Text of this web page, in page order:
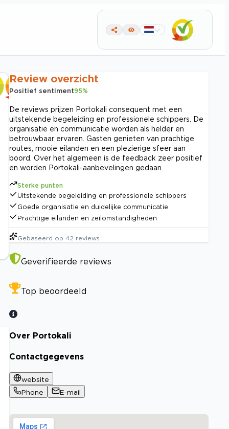
Review overzicht
Positief sentiment95%
De reviews prijzen Portokali consequent met een
uitstekende begeleiding en professionele schippers. De
organisatie en communicatie worden als helder en
betrouwbaar ervaren. Gasten genieten van prachtige
routes, mooie eilanden en een plezierige sfeer aan
boord. Over het algemeen is de feedback zeer positief
en worden Portokali-aanbevelingen gedaan.
Sterke punten
Uitstekende begeleiding en professionele schippers
Goede organisatie en duidelijke communicatie
Prachtige eilanden en zeilomstandigheden
Gebaseerd op 42 reviews
Geverifieerde reviews
Top beoordeeld
Over Portokali
Contactgegevens
website
Phone
E-mail